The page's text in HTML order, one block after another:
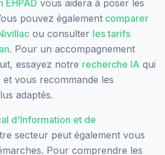
EHPAD vous aidera à poser les
pouvez également comparer
ou consulter les tarifs
. Pour un accompagnement
essayez notre recherche IA qui
vous recommande les
adaptés.
d'Information et de
secteur peut également vous
Pour comprendre les